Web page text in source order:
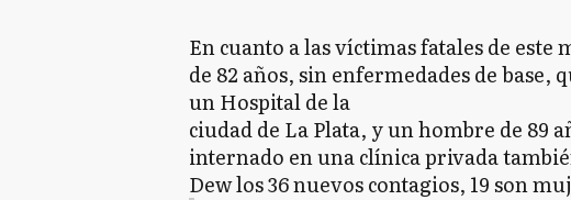
En cuanto a las víctimas fatales de
de 82 años, sin enfermedades de base,
un Hospital de la
ciudad de La Plata, y un hombre de 89
internado en una clínica privada
Dew los 36 nuevos contagios, 19 son